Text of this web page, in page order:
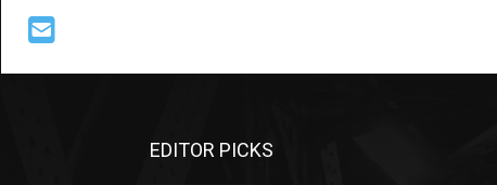
EDITOR PICKS